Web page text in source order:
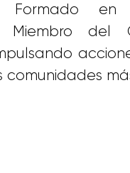
Formado en
Miembro del